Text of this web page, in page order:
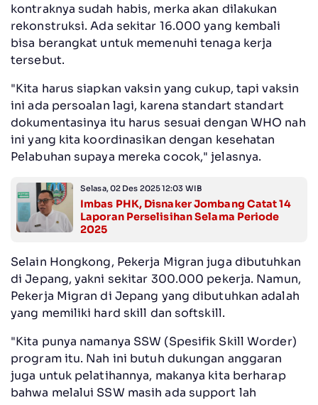
kontraknya sudah habis, merka akan dilakukan
rekonstruksi. Ada sekitar 16.000 yang kembali
bisa berangkat untuk memenuhi tenaga kerja
tersebut.
"Kita harus siapkan vaksin yang cukup, tapi vaksin
ini ada persoalan lagi, karena standart standart
dokumentasinya itu harus sesuai dengan WHO nah
ini yang kita koordinasikan dengan kesehatan
Pelabuhan supaya mereka cocok," jelasnya.
Selasa, 02 Des 2025 12:03 WIB
Imbas PHK, Disnaker Jombang Catat 14
Laporan Perselisihan Selama Periode
2025
Selain Hongkong, Pekerja Migran juga dibutuhkan
di Jepang, yakni sekitar 300.000 pekerja. Namun,
Pekerja Migran di Jepang yang dibutuhkan adalah
yang memiliki hard skill dan softskill.
"Kita punya namanya SSW (Spesifik Skill Worder)
program itu. Nah ini butuh dukungan anggaran
juga untuk pelatihannya, makanya kita berharap
bahwa melalui SSW masih ada support lah